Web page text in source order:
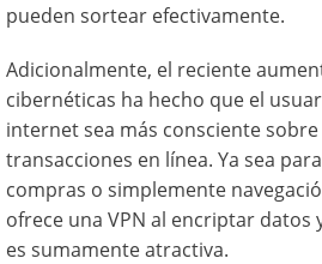
pueden sortear efectivamente.
Adicionalmente, el reciente
cibernéticas ha hecho que el
internet sea más consciente
transacciones en línea. Ya sea
compras o simplemente
ofrece una VPN al encriptar datos
es sumamente atractiva.